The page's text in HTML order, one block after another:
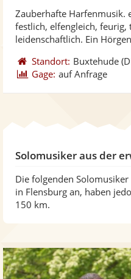
Zauberhafte Harfenmusik.
festlich, elfengleich,
leidenschaftlich. Ein
Standort: Buxtehude
Gage: auf Anfrage
Solomusiker aus der
Die folgenden
in Flensburg an, haben
150 km.